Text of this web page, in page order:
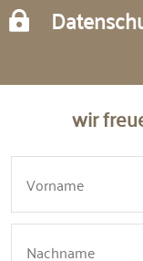

wir